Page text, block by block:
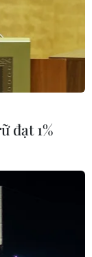
thế giới
1,02 USD
Giá dầu Brent
đạt 1%